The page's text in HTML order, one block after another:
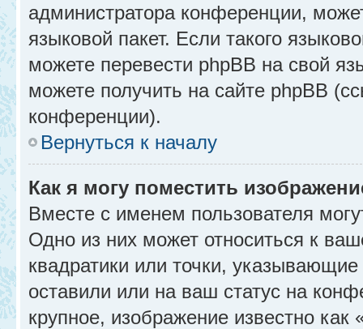
администратора конференции,
языковой пакет. Если такого
можете перевести phpBB на свой
можете получить на сайте phpBB
конференции).
Вернуться к началу
Как я могу поместить
Вместе с именем пользователя
Одно из них может относиться к
квадратики или точки,
оставили или на ваш статус на
крупное, изображение известно